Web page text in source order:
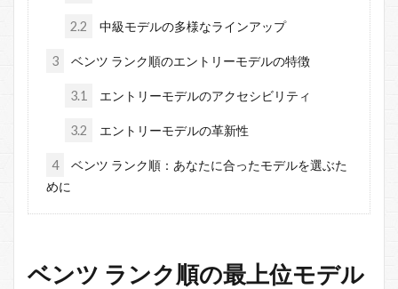
2.2 中級モデルの多様なラインアップ
3 ベンツ ランク順のエントリーモデルの特徴
3.1 エントリーモデルのアクセシビリティ
3.2 エントリーモデルの革新性
4
ベンツ ランク順：あなたに合ったモデルを選ぶた
めに
ベンツ ランク順の最上位モデル